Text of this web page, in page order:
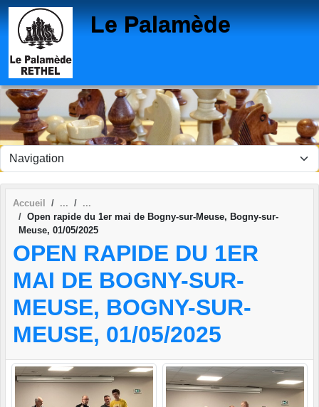
Le Palamède
Accueil
Open rapide du 1er mai de Bogny-sur-Meuse, Bogny-sur-
Meuse, 01/05/2025
OPEN RAPIDE DU 1ER
MAI DE BOGNY-SUR-
MEUSE, BOGNY-SUR-
MEUSE, 01/05/2025
Panneau de gestion des cookies